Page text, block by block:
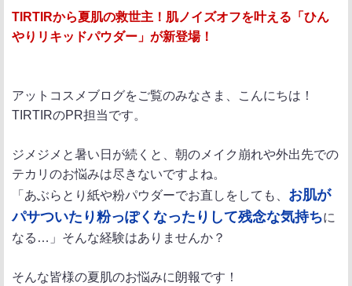
ス
ェ
る
TIRTIRから夏肌の救世主！肌ノイズオフを叶える「ひん
やりリキッドパウダー」が新登場！
アットコスメブログをご覧のみなさま、こんにちは！
TIRTIRのPR担当です。
ジメジメと暑い日が続くと、朝のメイク崩れや外出先での
テカリのお悩みは尽きないですよね。
「あぶらとり紙や粉パウダーでお直しをしても、 お肌が
パサついたり粉っぽくなったりして残念な気持ちに
なる…」そんな経験はありませんか？
そんな皆様の夏肌のお悩みに朗報です！